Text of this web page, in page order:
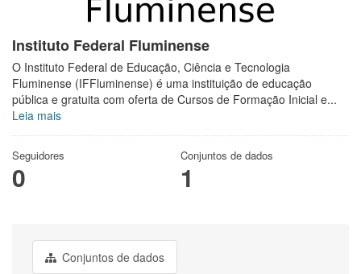
Instituto Federal Fluminense
O Instituto Federal de Educação, Ciência e Tecnologia
Fluminense (IFFluminense) é uma instituição de educação
pública e gratuita com oferta de Cursos de Formação Inicial e...
Leia mais
Seguidores
0
Conjuntos de dados
1
Conjuntos de dados